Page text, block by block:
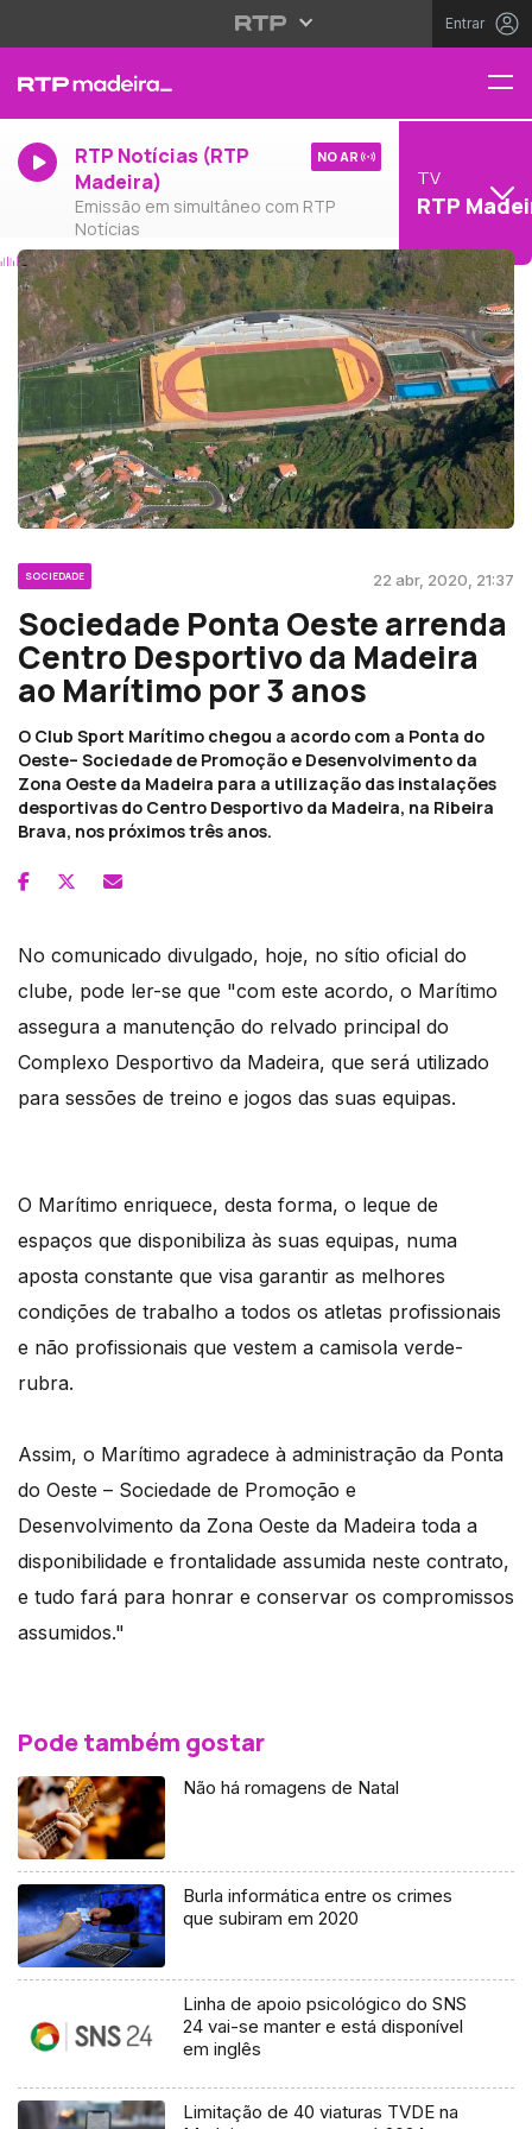
Entrar
RTP Notícias (RTP
Madeira)
Emissão em simultâneo com RTP
Notícias
NO AR
TV
RTP
SOCIEDADE 22 abr, 2020, 21:37
Sociedade Ponta Oeste arrenda
Centro Desportivo da Madeira
ao Marítimo por 3 anos
O Club Sport Marítimo chegou a acordo com a Ponta do
Oeste– Sociedade de Promoção e Desenvolvimento da
Zona Oeste da Madeira para a utilização das instalações
desportivas do Centro Desportivo da Madeira, na Ribeira
Brava, nos próximos três anos.
No comunicado divulgado, hoje, no sítio oficial do
clube, pode ler-se que "com este acordo, o Marítimo
assegura a manutenção do relvado principal do
Complexo Desportivo da Madeira, que será utilizado
para sessões de treino e jogos das suas equipas.
O Marítimo enriquece, desta forma, o leque de
espaços que disponibiliza às suas equipas, numa
aposta constante que visa garantir as melhores
condições de trabalho a todos os atletas profissionais
e não profissionais que vestem a camisola verde-
rubra.
Assim, o Marítimo agradece à administração da Ponta
do Oeste – Sociedade de Promoção e
Desenvolvimento da Zona Oeste da Madeira toda a
disponibilidade e frontalidade assumida neste contrato,
e tudo fará para honrar e conservar os compromissos
assumidos."
Pode também gostar
Não há romagens de Natal
Burla informática entre os crimes
que subiram em 2020
Linha de apoio psicológico do SNS
24 vai-se manter e está disponível
em inglês
Limitação de 40 viaturas TVDE na